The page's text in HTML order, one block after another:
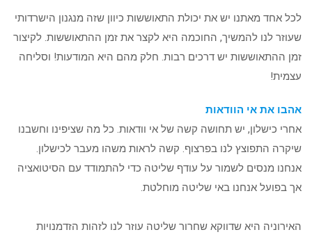
לכל אחד מאתנו יש את יכולת התאוששות כיוון שזה מנגנון הישרדותי
שעוזר לנו להמשיך, החוכמה היא לקצר את זמן ההתאוששות. לקיצור
זמן ההתאוששות יש דרכים רבות. חלק מהם היא המודעות! וסליחה
עצמית!
אהבו את אי הוודאות
אחרי כישלון, יש תחושה קשה של אי וודאות. כל מה שציפינו וחשבנו
שיקרה התפוצץ לנו בפרצוף. קשה לראות משהו מעבר לכישלון.
אנחנו מנסים לשמור על עודף שליטה כדי להתמודד עם הסיטואציה
אך בפועל אנחנו באי שליטה מוחלטת.
האירוניה היא שדווקא שחרור שליטה עוזר לנו לזהות הזדמנויות